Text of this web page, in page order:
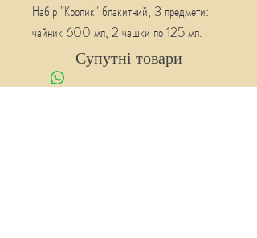
Набір "Кролик" блакитний, 3 предмети:
чайник 600 мл, 2 чашки по 125 мл.
Супутні товари